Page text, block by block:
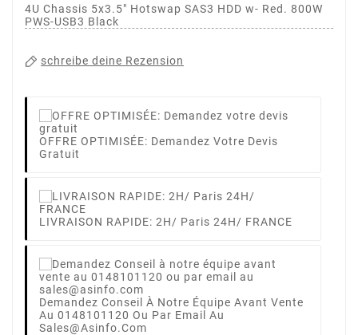
4U Chassis 5x3.5" Hotswap SAS3 HDD w- Red. 800W
PWS-USB3 Black
schreibe deine Rezension
OFFRE OPTIMISÉE: Demandez Votre Devis
Gratuit
LIVRAISON RAPIDE: 2H/ Paris 24H/ FRANCE
Demandez Conseil À Notre Équipe Avant Vente
Au 0148101120 Ou Par Email Au
Sales@asinfo.com